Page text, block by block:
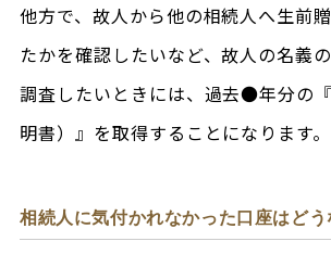
他方で、故人から他の相続人へ生前
たかを確認したいなど、故人の名義
調査したいときには、過去●年分の
明書）』を取得することになります。
相続人に気付かれなかった口座はどう